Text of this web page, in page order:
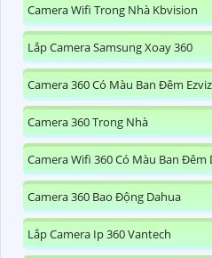
Camera Wifi Trong Nhà Kbvision
Lắp Camera Samsung Xoay 360
Camera 360 Có Màu Ban Đêm Ezviz
Camera 360 Trong Nhà
Camera Wifi 360 Có Màu Ban Đêm
Camera 360 Bao Động Dahua
Lắp Camera Ip 360 Vantech